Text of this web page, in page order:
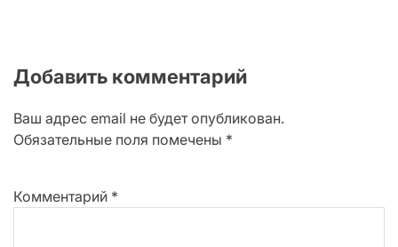
Добавить комментарий
Ваш адрес email не будет опубликован.
Обязательные поля помечены *
Комментарий *